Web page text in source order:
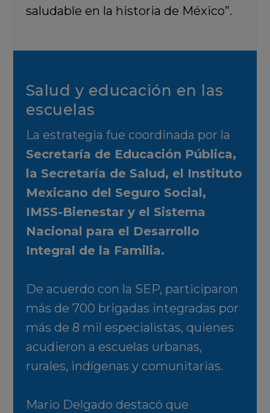
saludable en la historia de México”.
Salud y educación en las
escuelas
La estrategia fue coordinada por la
Secretaría de Educación Pública,
la Secretaría de Salud, el Instituto
Mexicano del Seguro Social,
IMSS-Bienestar y el Sistema
Nacional para el Desarrollo
Integral de la Familia.
De acuerdo con la SEP, participaron
más de 700 brigadas integradas por
más de 8 mil especialistas, quienes
acudieron a escuelas urbanas,
rurales, indígenas y comunitarias.
Mario Delgado destacó que